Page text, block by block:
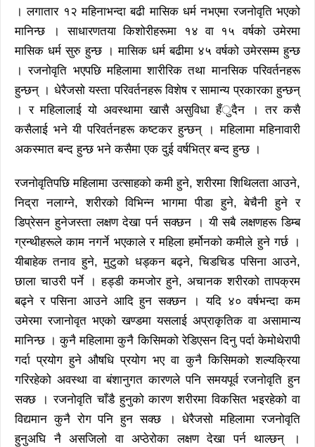
। लगातार १२ महिनाभन्दा बढी मासिक धर्म नभएमा रजनोवृति भएको
मानिन्छ । साधारणतया किशोरीहरूमा १४ वा १५ वर्षको उमेरमा
मासिक धर्म सुरु हुन्छ । मासिक धर्म बढीमा ४५ वर्षको उमेरसम्म हुन्छ
। रजनोवृति भएपछि महिलामा शारीरिक तथा मानसिक परिवर्तनहरू
हुन्छन् । धेरैजसो यस्ता परिवर्तनहरू विशेष र सामान्य प्रकारका हुन्छन्
। र महिलालाई यो अवस्थामा खासै असुविधा हँुदैन । तर कसै
कसैलाई भने यी परिवर्तनहरू कष्टकर हुन्छन् । महिलामा महिनावारी
अकस्मात बन्द हुन्छ भने कसैमा एक दुई वर्षभित्र बन्द हुन्छ ।
रजनोवृतिपछि महिलामा उत्साहको कमी हुने, शरीरमा शिथिलता आउने,
निद्रा नलाग्ने, शरीरको विभिन्न भागमा पीडा हुने, बेचैनी हुने र
डिप्रेसन हुनेजस्ता लक्षण देखा पर्न सक्छन । यी सबै लक्षणहरू डिम्ब
ग्रन्थीहरूले काम नगर्ने भएकाले र महिला हर्मोनको कमीले हुने गर्छ ।
यीबाहेक तनाव हुने, मुटुको धड्कन बढ्ने, चिडचिड पसिना आउने,
छाला चाउरी पर्ने । हड्डी कमजोर हुने, अचानक शरीरको तापक्रम
बढ्ने र पसिना आउने आदि हुन सक्छन । यदि ४० वर्षभन्दा कम
उमेरमा रजानोवृत भएको खण्डमा यसलाई अप्राकृतिक वा असामान्य
मानिन्छ । कुनै महिलामा कुनै किसिमको रेडिएसन दिनु पर्दा केमोथेरापी
गर्दा प्रयोग हुने औषधि प्रयोग भए वा कुनै किसिमको शल्यक्रिया
गरिरहेको अवस्था वा बंशानुगत कारणले पनि समयपूर्व रजनोवृति हुन
सक्छ । रजनोवृति चाँडै हुनुको कारण शरीरमा विकसित भइरहेको वा
विद्यमान कुनै रोग पनि हुन सक्छ । धेरैजसो महिलामा रजनोवृति
हुनुअघि नै असजिलो वा अप्ठेरोका लक्षण देखा पर्न थाल्छन् ।